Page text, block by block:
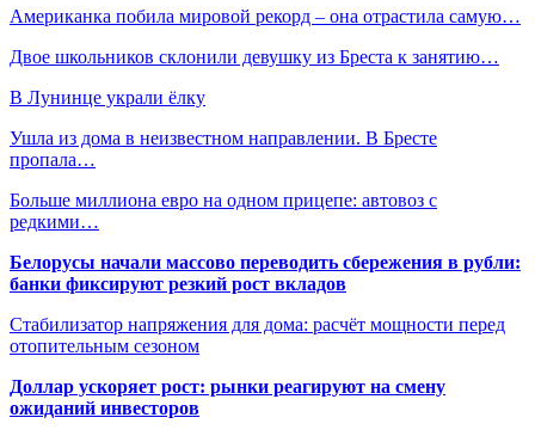
Американка побила мировой рекорд – она отрастила самую…
Двое школьников склонили девушку из Бреста к занятию…
В Лунинце украли ёлку
Ушла из дома в неизвестном направлении. В Бресте
пропала…
Больше миллиона евро на одном прицепе: автовоз с
редкими…
Белорусы начали массово переводить сбережения в рубли:
банки фиксируют резкий рост вкладов
Стабилизатор напряжения для дома: расчёт мощности перед
отопительным сезоном
Доллар ускоряет рост: рынки реагируют на смену
ожиданий инвесторов